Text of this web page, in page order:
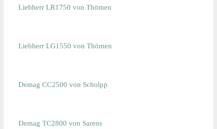
Liebherr LR1750 von Thömen
Liebherr LG1550 von Thömen
Demag CC2500 von Scholpp
Demag TC2800 von Sarens